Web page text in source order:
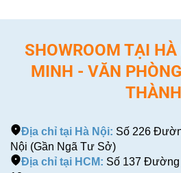
SHOWROOM TẠI
MINH - VĂN
THÀNH
Địa chỉ tại Hà Nội: Số 226
Nội (Gần Ngã Tư Sở)
Địa chỉ tại HCM: Số 137 Đường